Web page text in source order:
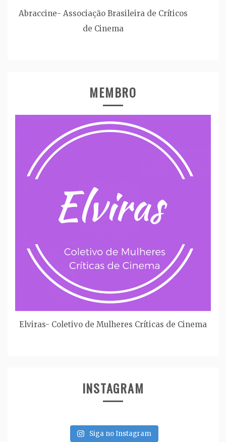
Abraccine- Associação Brasileira de Críticos
de Cinema
MEMBRO
Elviras- Coletivo de Mulheres Críticas de Cinema
INSTAGRAM
Siga no Instagram